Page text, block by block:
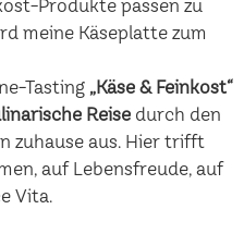
Produkte passen zu
meine Käseplatte zum
Tasting „Käse & Feinkost“
Reisedurch den
zuhause aus. Hier trifft
auf Lebensfreude, auf
Vita.